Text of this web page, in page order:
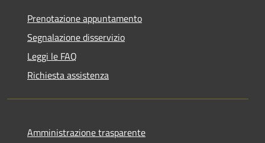
Prenotazione appuntamento
Segnalazione disservizio
Leggi le FAQ
Richiesta assistenza
Amministrazione trasparente